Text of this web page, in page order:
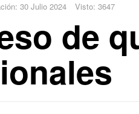
30 Julio 2024 Visto: 3647
de